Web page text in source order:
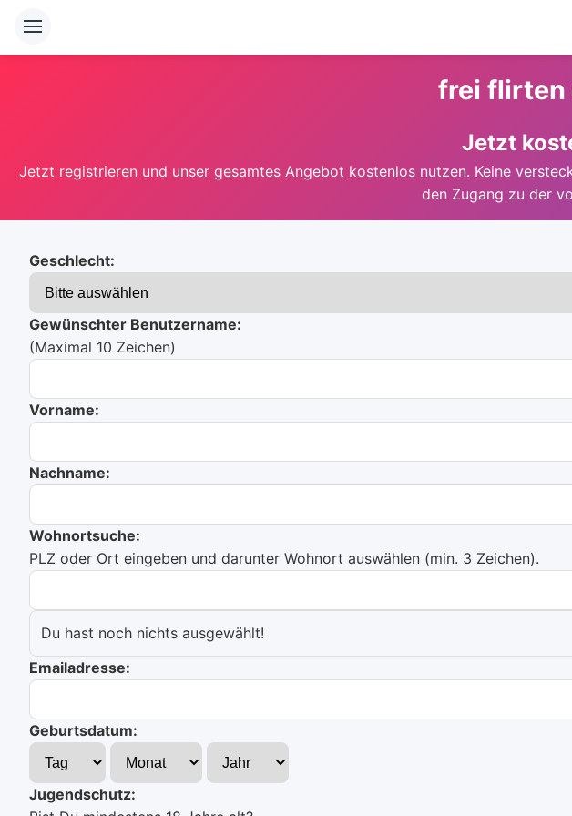
frei flirten
Jetzt
Jetzt registrieren und unser gesamtes Angebot kostenlos nutzen. Keine
den Zugang zu der
Geschlecht:
Gewünschter Benutzername:
(Maximal 10 Zeichen)
Vorname:
Nachname:
Wohnortsuche:
PLZ oder Ort eingeben und darunter Wohnort auswählen (min. 3 Zeichen).
Du hast noch nichts ausgewählt!
Emailadresse:
Geburtsdatum:
Jugendschutz: